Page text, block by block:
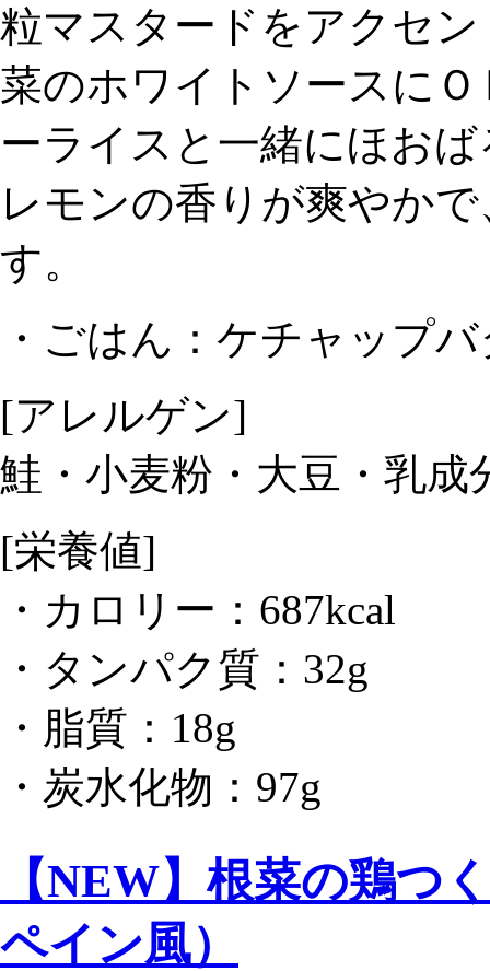
粒マスタードをアクセ
菜のホワイトソースに
ーライスと一緒にほお
レモンの香りが爽やか
す。
・ごはん：ケチャップ
[アレルゲン]
鮭・小麦粉・大豆・乳成
[栄養値]
・カロリー：687kcal
・タンパク質：32g
・脂質：18g
・炭水化物：97g
【NEW】根菜の鶏つ
ペイン風）